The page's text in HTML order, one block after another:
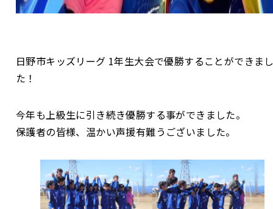
日野市キッズリーグ 1年生大会で優勝することができま
た！
今年も上級生に引き続き優勝する事ができました。
保護者の皆様、温かい声援有難うございました。